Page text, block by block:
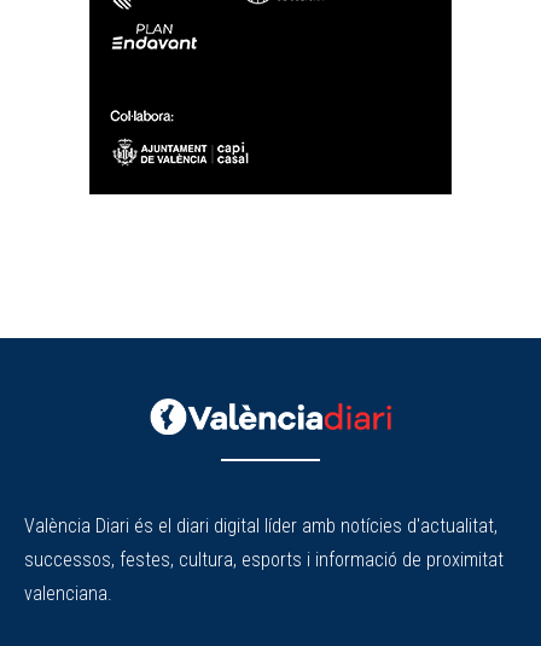
València Diari és el diari digital líder amb notícies d'actualitat,
successos, festes, cultura, esports i informació de proximitat
valenciana.